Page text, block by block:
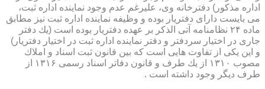
اداره مذكور) دفترخانه وی، علیرغم عدم وجود نماینده اداره ثبت،
می بایست دارای دفتریار بوده و وظیفه نماینده اداره ثبت نیز مطابق
ماده ۲۴ نظامنامه آتی الذكر بر عهده دفتریار بوده است (یك دفتر
جاری در اختیار سردفتر و دفتر نماینده اداره ثبت در اختیار دفتریار)
و این یكی از تفاوت هایی است كه بین قانون ثبت اسناد و املاك
مصوب ۱۳۱۰ از یك طرف و قانون دفاتر اسناد رسمی ۱۳۱۶ از
طرف دیگر وجود داشته است .